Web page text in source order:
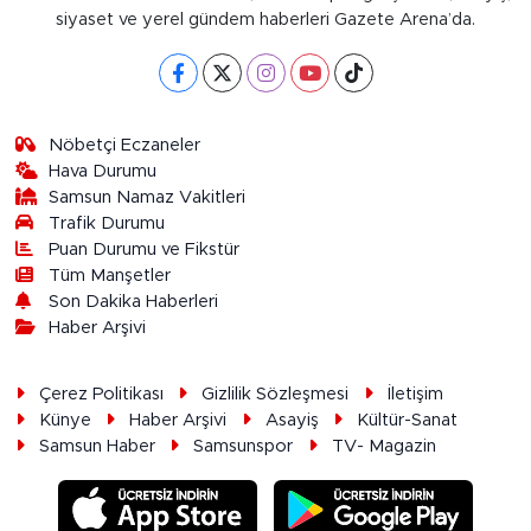
siyaset ve yerel gündem haberleri Gazete Arena’da.
Nöbetçi Eczaneler
Hava Durumu
Samsun Namaz Vakitleri
Trafik Durumu
Puan Durumu ve Fikstür
Tüm Manşetler
Son Dakika Haberleri
Haber Arşivi
Çerez Politikası Gizlilik Sözleşmesi
İletişim
Künye
Haber Arşivi Asayiş
Kültür-Sanat
Samsun Haber
Samsunspor TV- Magazin